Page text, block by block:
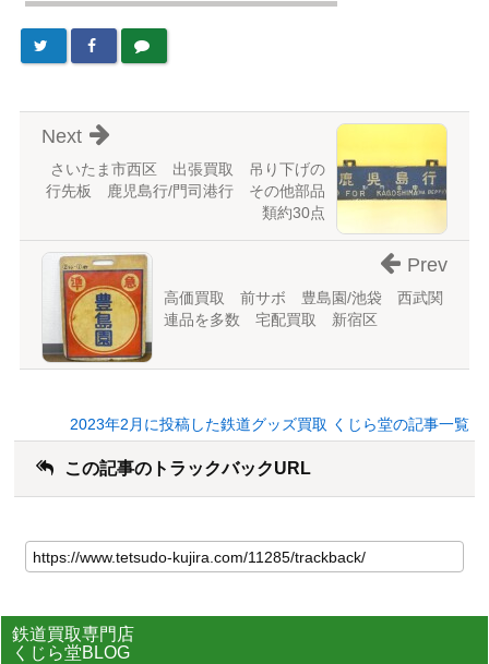
さいたま市西区 出張買取 吊り下げの
行先板 鹿児島行/門司港行 その他部品
類約30点
Next
高価買取 前サボ 豊島園/池袋 西武関
連品を多数 宅配買取 新宿区
Prev
2023年2月に投稿した鉄道グッズ買取 くじら堂の記事一覧
この記事のトラックバックURL
鉄道買取専門店
くじら堂BLOG